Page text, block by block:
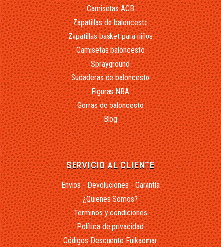
Camisetas ACB
Zapatillas de baloncesto
Zapatillas basket para niños
Camisetas baloncesto
Sprayground
Sudaderas de baloncesto
Figuras NBA
Gorras de baloncesto
Blog
SERVICIO AL CLIENTE
Envios - Devoluciones - Garantía
¿Quienes Somos?
Terminos y condiciones
Política de privacidad
Códigos Descuento Fuikaomar